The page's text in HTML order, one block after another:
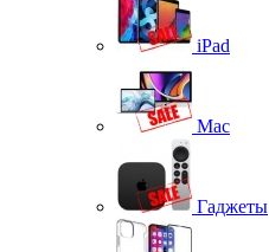
iPad
Mac
Гаджеты